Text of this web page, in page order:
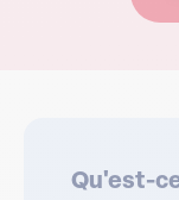
Qu'est-